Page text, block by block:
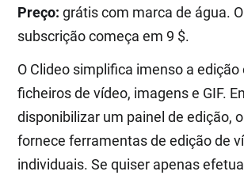
Preço: grátis com marca de água.
subscrição começa em 9 $.
O Clideo simplifica imenso a edição
ficheiros de vídeo, imagens e GIF.
disponibilizar um painel de edição,
fornece ferramentas de edição de
individuais. Se quiser apenas